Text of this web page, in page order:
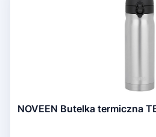
NOVEEN Butelka termiczna